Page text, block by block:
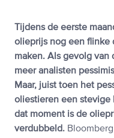
Tijdens de eerste
olieprijs nog een flinke
maken. Als gevolg
meer analisten
Maar, juist toen het
oliestieren een stevige
dat moment is de
verdubbeld.